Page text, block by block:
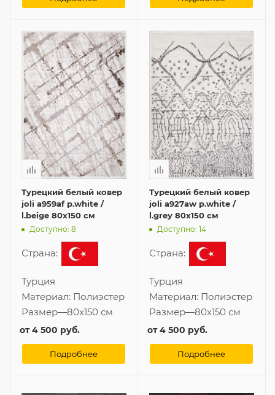
Турецкий белый ковер
joli a959af p.white /
l.beige 80x150 см
Доступно: 8
Страна:
Турция
Материал: Полиэстер
Размер—80x150 см
от4 500 руб.
Подробнее
Турецкий белый ковер
joli a927aw p.white /
l.grey 80x150 см
Доступно: 14
Страна:
Турция
Материал: Полиэстер
Размер—80x150 см
от4 500 руб.
Подробнее